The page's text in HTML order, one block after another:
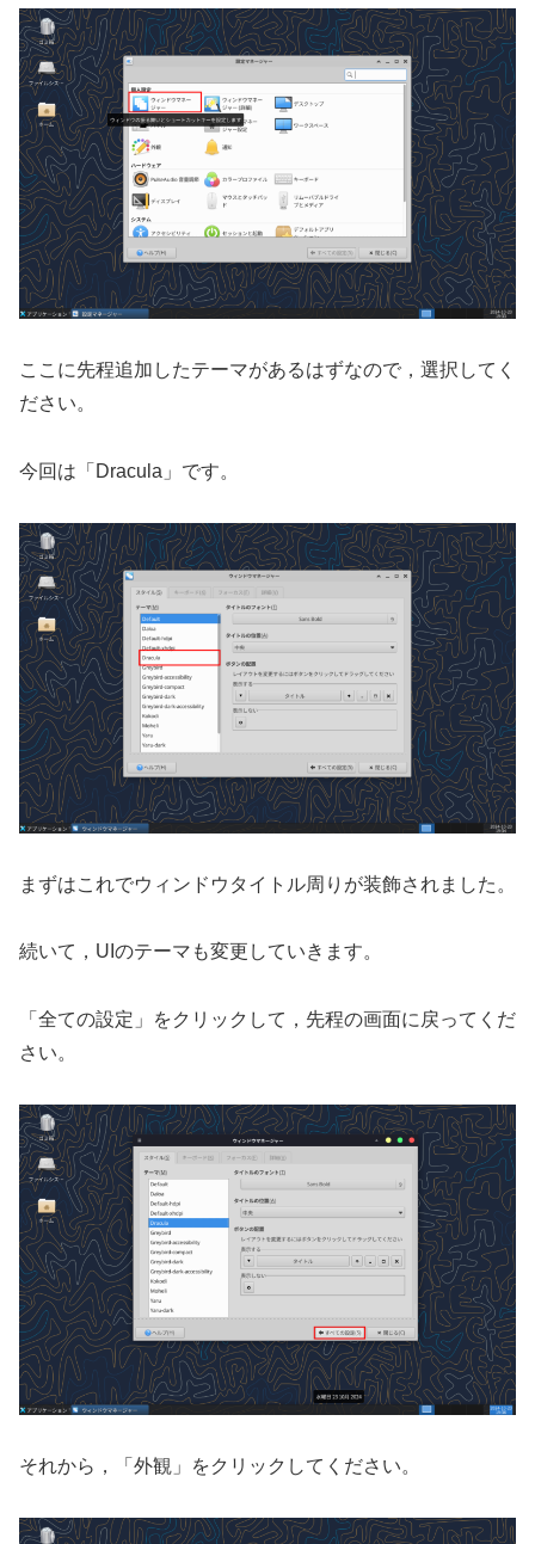
ここに先程追加したテーマがあるはずなので，選択してく
ださい。
今回は「Dracula」です。
まずはこれでウィンドウタイトル周りが装飾されました。
続いて，UIのテーマも変更していきます。
「全ての設定」をクリックして，先程の画面に戻ってくだ
さい。
それから，「外観」をクリックしてください。